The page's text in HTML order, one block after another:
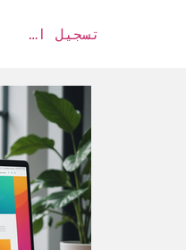
تسجيل الدخول